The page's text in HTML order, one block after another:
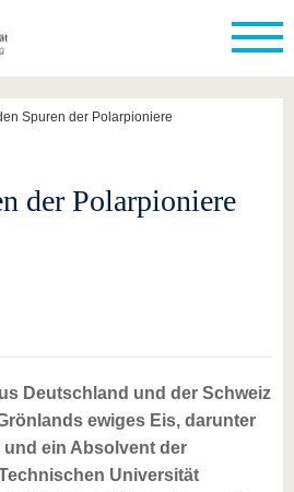
Spuren der Polarpioniere
der Polarpioniere
Deutschland und der Schweiz
ewiges Eis, darunter
ein Absolvent der
Universität